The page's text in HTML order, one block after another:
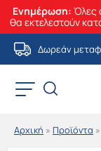
Ενημέρωση: Όλες
θα εκτελεστούν
Μετάβαση
στο
περιεχόμενο
Δωρεάν
Αρχική » Προϊόντα »